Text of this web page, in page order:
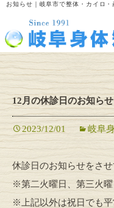
お知らせ｜岐阜市で整体・カイロ
12月の休診日のお知らせ
2023/12/01 岐阜
休診日のお知らせをさせ
※第二火曜日、第三火曜
※上記以外は祝日でも平